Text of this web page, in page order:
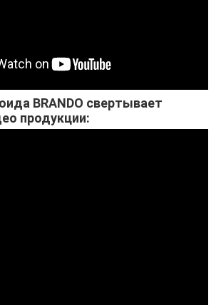
BRANDO свертывает
продукции: